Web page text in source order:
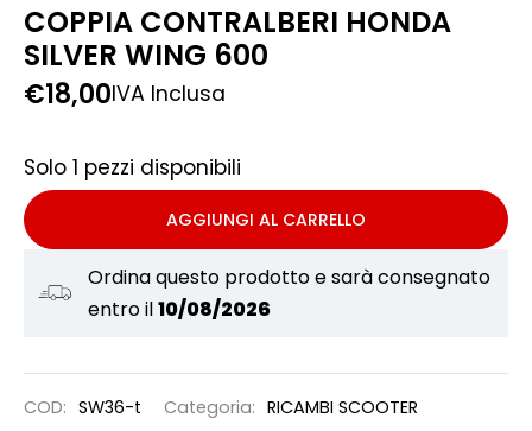
COPPIA CONTRALBERI HONDA
SILVER WING 600
€18,00IVA Inclusa
Solo 1 pezzi disponibili
AGGIUNGI AL CARRELLO
Ordina questo prodotto e sarà consegnato
entro il10/08/2026
COD: SW36-t Categoria: RICAMBI SCOOTER